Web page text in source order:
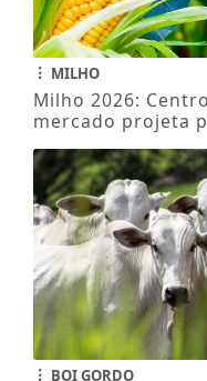
MILHO
Milho 2026:
mercado projeta
BOI GORDO